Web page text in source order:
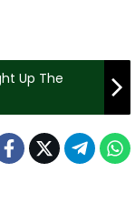
Up The